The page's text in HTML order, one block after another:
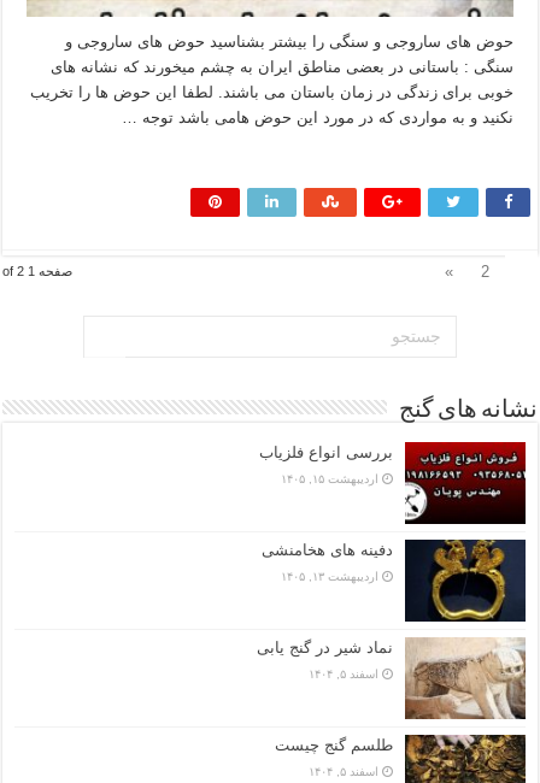
حوض های ساروجی و سنگی را بیشتر بشناسید حوض های ساروجی و
سنگی : باستانی در بعضی مناطق ایران به چشم میخورند که نشانه های
خوبی برای زندگی در زمان باستان می باشند. لطفا این حوض ها را تخریب
نکنید و به مواردی که در مورد این حوض هامی باشد توجه …
صفحه 1 of 2 2
»
نشانه های گنج
بررسی انواع فلزیاب
اردیبهشت ۱۵, ۱۴۰۵
دفینه های هخامنشی
اردیبهشت ۱۳, ۱۴۰۵
نماد شیر در گنج یابی
اسفند ۵, ۱۴۰۴
طلسم گنج چیست
اسفند ۵, ۱۴۰۴